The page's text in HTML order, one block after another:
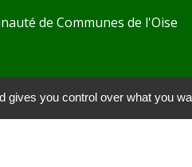
de Communes de l'Oise
Mentions légales
gives you control over what you